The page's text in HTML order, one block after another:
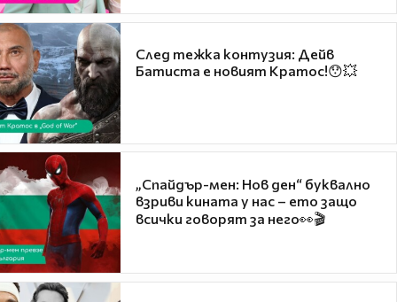
След тежка контузия: Дейв
Батиста е новият Кратос!😯💥
„Спайдър-мен: Нов ден“ буквално
взриви кината у нас – ето защо
всички говорят за него👀🎬